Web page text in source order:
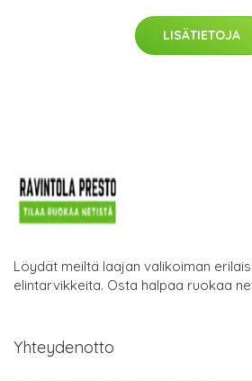
LISÄTIETOJA
Löydät meiltä laajan valikoiman
elintarvikkeita. Osta halpaa ruokaa
Yhteydenotto